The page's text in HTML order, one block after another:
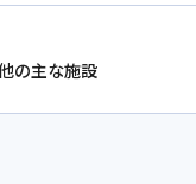
の主な施設